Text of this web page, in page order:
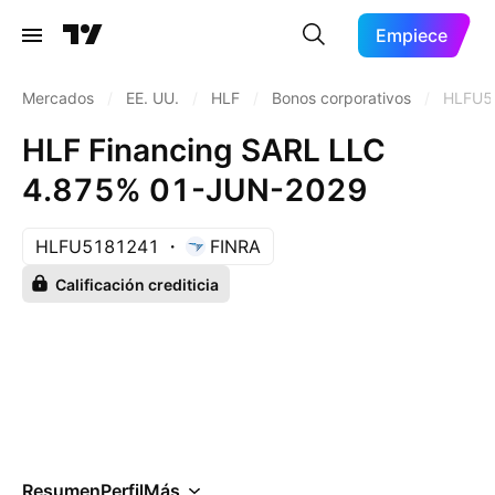
Empiece
Mercados EE. UU. HLF Bonos corporativos
HLF Financing SARL LLC
4.875% 01-JUN-2029
HLFU5181241 FINRA
Calificación crediticia
ResumenPerfilMás